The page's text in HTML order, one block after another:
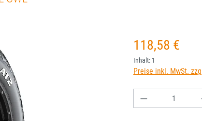
Regulärer Preis:
118,58 €
Inhalt: 1
Preise inkl. MwSt.
Produkt